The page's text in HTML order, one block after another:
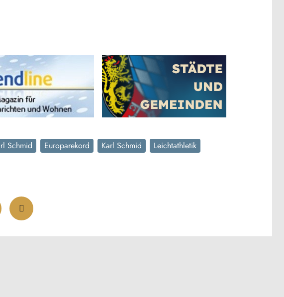
Schmid Europarekord Karl Schmid
Leichtathletik